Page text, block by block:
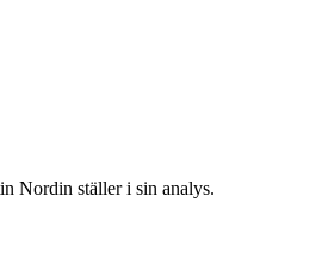
Nordin ställer i sin analys.